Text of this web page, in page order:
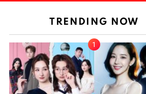
TRENDING NOW